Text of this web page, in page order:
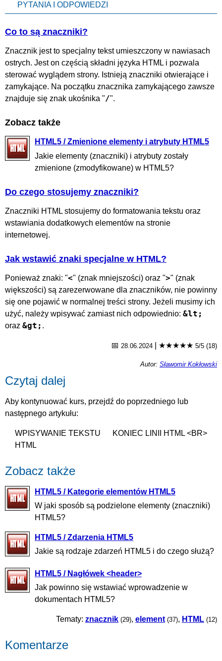
PYTANIA I ODPOWIEDZI
Co to są znaczniki?
Znacznik jest to specjalny tekst umieszczony w nawiasach
ostrych. Jest on częścią składni języka HTML i pozwala
sterować wyglądem strony. Istnieją znaczniki otwierające i
zamykające. Na początku znacznika zamykającego zawsze
znajduje się znak ukośnika "/".
Zobacz także
HTML5 / Zmienione elementy i atrybuty HTML5
Jakie elementy (znaczniki) i atrybuty zostały
zmienione (zmodyfikowane) w HTML5?
Do czego stosujemy znaczniki?
Znaczniki HTML stosujemy do formatowania tekstu oraz
wstawiania dodatkowych elementów na stronie
internetowej.
Jak wstawić znaki specjalne w HTML?
Ponieważ znaki: "<" (znak mniejszości) oraz ">" (znak
większości) są zarezerwowane dla znaczników, nie powinny
się one pojawić w normalnej treści strony. Jeżeli musimy ich
użyć, należy wpisywać zamiast nich odpowiednio: &lt;
oraz &gt; .
📅 28.06.2024 ★★★★★ 5/5 (18)
Autor: Sławomir Kokłowski
Czytaj dalej
Aby kontynuować kurs, przejdź do poprzedniego lub
następnego artykułu:
WPISYWANIE TEKSTU
HTML
KONIEC LINII HTML <BR>
Zobacz także
HTML5 / Kategorie elementów HTML5
W jaki sposób są podzielone elementy (znaczniki)
HTML5?
HTML5 / Zdarzenia HTML5
Jakie są rodzaje zdarzeń HTML5 i do czego służą?
HTML5 / Nagłówek <header>
Jak powinno się wstawiać wprowadzenie w
dokumentach HTML5?
Tematy: znacznik (29), element (37), HTML (12)
Komentarze